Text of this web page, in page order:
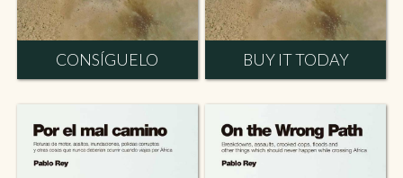
CONSÍGUELO BUY IT TODAY